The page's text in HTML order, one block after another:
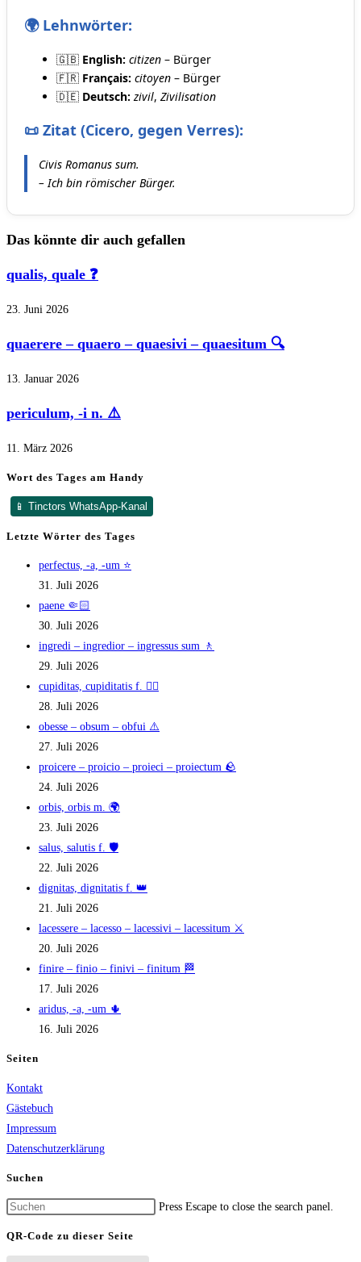
🌍 Lehnwörter:
🇬🇧 English: citizen – Bürger
🇫🇷 Français: citoyen – Bürger
🇩🇪 Deutsch: zivil, Zivilisation
📜 Zitat (Cicero, gegen Verres):
Civis Romanus sum.
– Ich bin römischer Bürger.
Das könnte dir auch gefallen
qualis, quale ❓
23. Juni 2026
quaerere – quaero – quaesivi – quaesitum 🔍
13. Januar 2026
periculum, -i n. ⚠️
11. März 2026
Wort des Tages am Handy
📱 Tinctors WhatsApp-Kanal
Letzte Wörter des Tages
perfectus, -a, -um ⭐
31. Juli 2026
paene 🤏🏻
30. Juli 2026
ingredi – ingredior – ingressus sum 🚶
29. Juli 2026
cupiditas, cupiditatis f. ❤️‍🔥
28. Juli 2026
obesse – obsum – obfui ⚠️
27. Juli 2026
proicere – proicio – proieci – proiectum 🪨
24. Juli 2026
orbis, orbis m. 🌍
23. Juli 2026
salus, salutis f. 🛡️
22. Juli 2026
dignitas, dignitatis f. 👑
21. Juli 2026
lacessere – lacesso – lacessivi – lacessitum ⚔️
20. Juli 2026
finire – finio – finivi – finitum 🏁
17. Juli 2026
aridus, -a, -um 🌵
16. Juli 2026
Seiten
Kontakt
Gästebuch
Impressum
Datenschutzerklärung
Suchen
Press Escape to close the search panel.
QR-Code zu dieser Seite